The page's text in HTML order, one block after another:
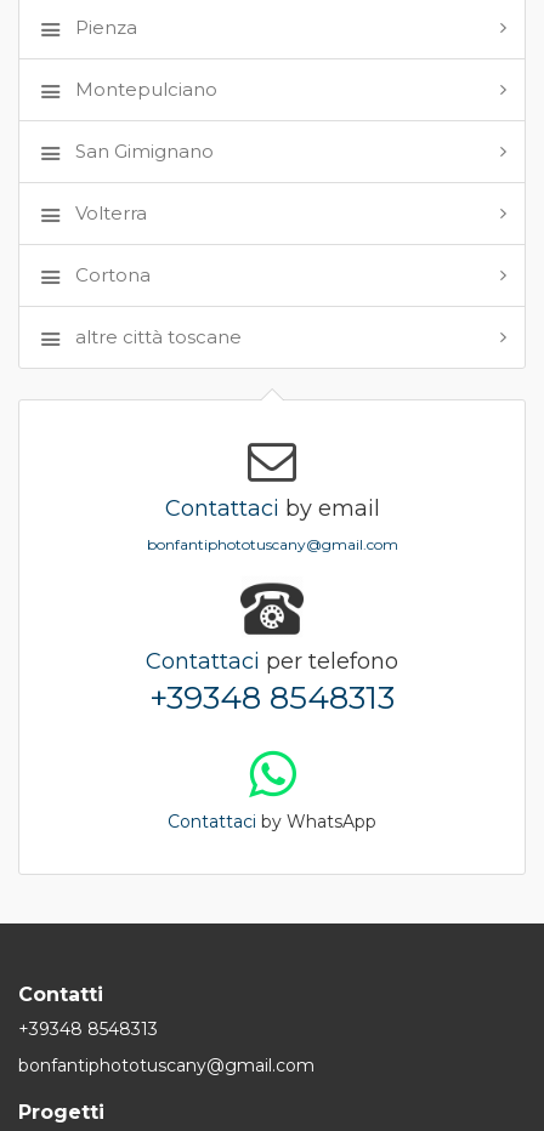
Pienza
Montepulciano
San Gimignano
Volterra
Cortona
altre città toscane
Contattaci by email
bonfantiphototuscany@gmail.com
Contattaci per telefono
+39348 8548313
Contattaci by WhatsApp
Contatti
+39348 8548313
bonfantiphototuscany@gmail.com
Progetti